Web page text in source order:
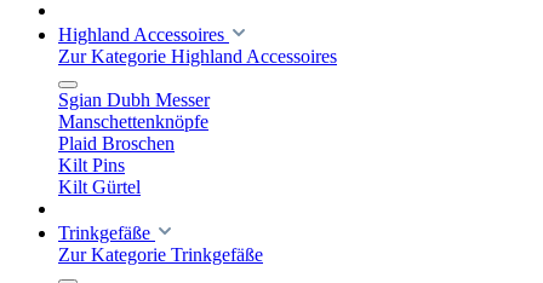
Highland Accessoires
Zur Kategorie Highland Accessoires
Sgian Dubh Messer
Manschettenknöpfe
Plaid Broschen
Kilt Pins
Kilt Gürtel
Trinkgefäße
Zur Kategorie Trinkgefäße